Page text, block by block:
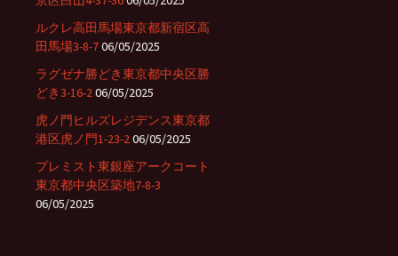
ルクレ高田馬場東京都新宿区高
田馬場3-8-706/05/2025
ラグゼナ勝どき東京都中央区勝
どき3-16-206/05/2025
虎ノ門ヒルズレジデンス東京都
港区虎ノ門1-23-206/05/2025
プレミスト東銀座アークコート
東京都中央区築地7-8-3
06/05/2025